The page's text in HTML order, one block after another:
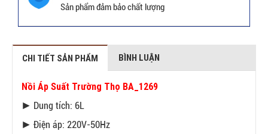
Sản phẩm đảm bảo chất lượng
CHI TIẾT SẢN PHẨM BÌNH LUẬN
Nồi Áp Suất Trường Thọ BA_1269
► Dung tích: 6L
► Điện áp: 220V-50Hz